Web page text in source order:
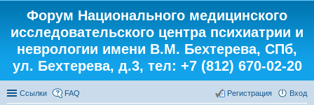
Форум Национального медицинского
исследовательского центра психиатрии и
неврологии имени В.М. Бехтерева, СПб,
ул. Бехтерева, д.3, тел: +7 (812) 670-02-20
Ссылки FAQ Вход
Регистрация